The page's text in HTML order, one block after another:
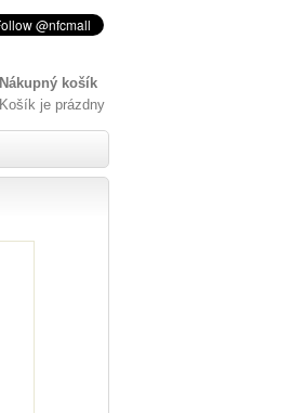
Nákupný košík
Košík je prázdny